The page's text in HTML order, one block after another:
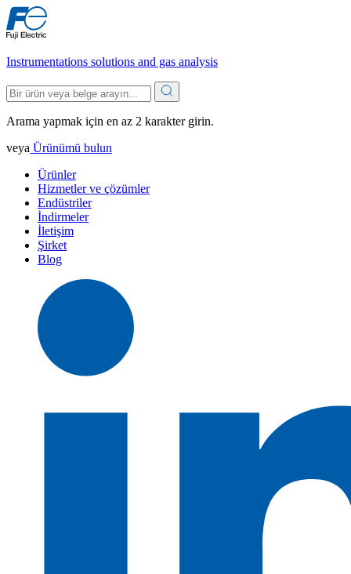
Instrumentations solutions and gas analysis
Arama yapmak için en az 2 karakter girin.
veya Ürünümü bulun
Ürünler
Hizmetler ve çözümler
Endüstriler
İndirmeler
İletişim
Şirket
Blog